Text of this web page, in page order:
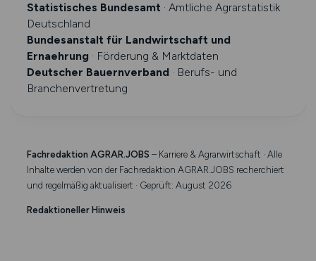
Statistisches Bundesamt · Amtliche Agrarstatistik
Deutschland
Bundesanstalt für Landwirtschaft und
Ernaehrung · Förderung & Marktdaten
Deutscher Bauernverband · Berufs- und
Branchenvertretung
Fachredaktion AGRAR.JOBS – Karriere & Agrarwirtschaft · Alle
Inhalte werden von der Fachredaktion AGRAR.JOBS recherchiert
und regelmäßig aktualisiert · Geprüft: August 2026
Redaktioneller Hinweis